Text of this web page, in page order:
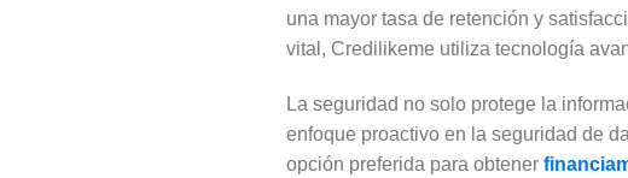
una mayor tasa de retención y
vital, Credilikeme utiliza tecnología
La seguridad no solo protege la
enfoque proactivo en la seguridad de
opción preferida para obtener